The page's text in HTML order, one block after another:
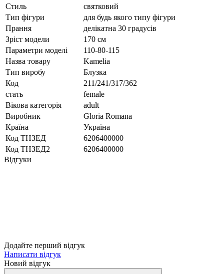
Стиль
святковий
Тип фігури
для будь якого типу фігури
Прання
делікатна 30 градусів
Зріст модели
170 см
Параметри моделі
110-80-115
Назва товару
Kamelia
Тип виробу
Блузка
Код
211/241/317/362
стать
female
Вікова категорія
adult
Виробник
Gloria Romana
Країна
Україна
Код ТНЗЕД
6206400000
Код ТНЗЕД2
6206400000
Відгуки
Додайте перший відгук
Написати відгук
Новий відгук